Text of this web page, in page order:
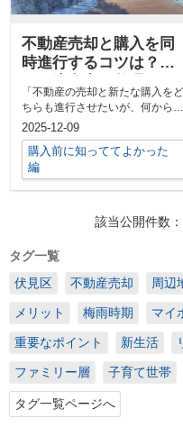
不動産売却と購入を同
時進行するコツは？流
紹介
「不動産の売却と新たな購入をど
ちらも進行させたいが、何から始
めてよいか分からない」「売り先
行や買い...
2025-12-09
購入前に知っててよかった
編
該当公開件数：
タグ一覧
伏見区
不動産売却 周辺
メリット 梅雨時期 マイ
重要なポイント 新生活
ファミリー層 子育て世帯
タグ一覧ページへ